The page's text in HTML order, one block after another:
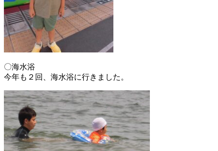
〇海水浴
今年も２回、海水浴に行きました。